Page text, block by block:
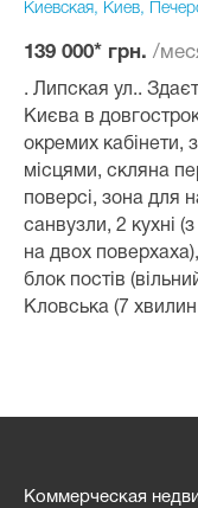
Киевская, Киев,
139 000* грн. /
. Липская ул..
Києва в
окремих кабінети,
місцями, скляна
поверсі, зона для
санвузли, 2 кухні
на двох
блок постів
Кловська (7
Коммерческая